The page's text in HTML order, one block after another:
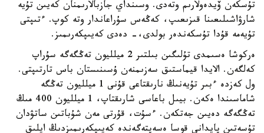
تۇسكەن ۆيدەولارىم وتەدى. وسىنداي جازبالارىمنان كەيىن تۇيە
شارۋاشىلىعىنا قىزىعىپ، كەڭەس سۇراعاندار وتە كوپ. ءتىپتى
تۇيەمە قۇدا تۇسكەندەر بولدى،- دەدى كەيىپكەرىمىز.
ەركوشا ەسىمدى تۇلىگىن بىلتىر 2 ميلليون تەڭگەگە سۇراپ
كەلگەن. الايدا قيماستىق سەزىمنەن ۇسىنىستان باس تارتىپتى.
ول كەزدە ءبىر تۇيەنىڭ نارىقتاعى قۇنى 1 ميلليون تەڭگە
شاماسىندا ەكەن. بيىل باعاسى شارىقتاپ، 1 ميلليون 400 مىڭ
تەڭگەگە دەيىن جەتكەن. ءسۇت، قۇرتى مەن شۇباتىن ساتۋدان
تۇسەتىن پايدانى قوسا ەسەپتەگەندە كەيىپكەرىمىزدىڭ ايلىق